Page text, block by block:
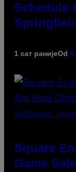
Schedule
1 сат ранијеOd
SCREENSHOT:
Square
Game